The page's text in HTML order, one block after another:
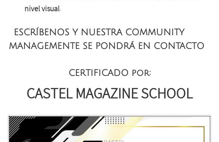
nivel visual.
ESCRÍBENOS Y NUESTRA COMMUNITY
MANAGEMENTE SE PONDRÁ EN CONTACTO
CERTIFICADO por:
CASTEL MAGAZINE SCHOOL